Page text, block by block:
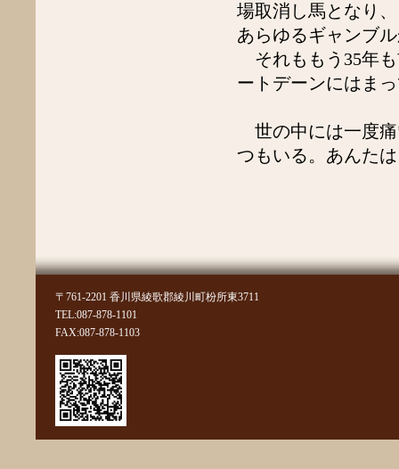
2018年1月
2017年10月
2017年9月
2017年6月
2017年4月
2017年3月
2017年2月
2017年1月
場取消し馬となり
あらゆるギャンブ
それももう35年
ートデーンにはま
世の中には一度痛
つもいる。あんた
〒761-2201 香川県綾歌郡綾川町枌所東3711
TEL:087-878-1101
FAX:087-878-1103